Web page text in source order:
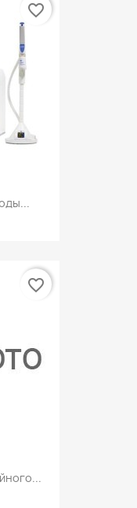
favorite_border
favorite_border